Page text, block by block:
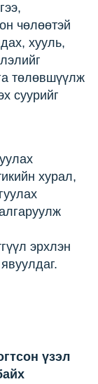
чөлөөтэй
хууль,
төлөвшүүлж
суурийг
хурал,
эрхлэн
үзэл